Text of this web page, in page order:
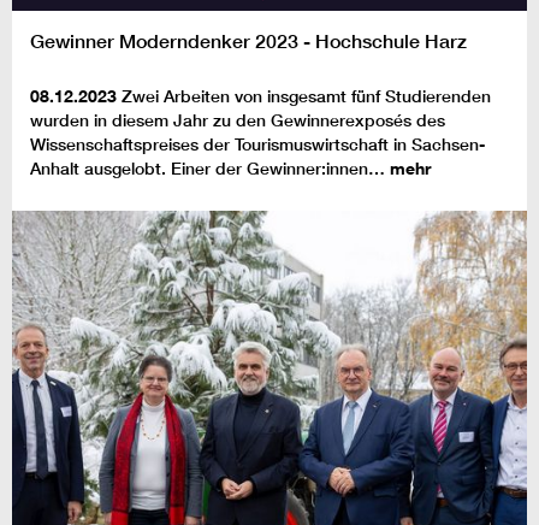
Gewinner Moderndenker 2023 - Hochschule Harz
08.12.2023 Zwei Arbeiten von insgesamt fünf Studierenden
wurden in diesem Jahr zu den Gewinnerexposés des
Wissenschaftspreises der Tourismuswirtschaft in Sachsen-
Anhalt ausgelobt. Einer der Gewinner:innen… mehr